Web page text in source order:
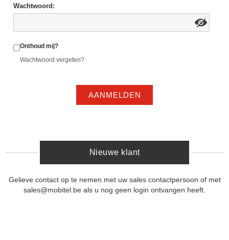
Wachtwoord:
Onthoud mij?
Wachtwoord vergeten?
AANMELDEN
Nieuwe klant
Gelieve contact op te nemen met uw sales contactpersoon of met
sales@mobitel.be als u nog geen login ontvangen heeft.